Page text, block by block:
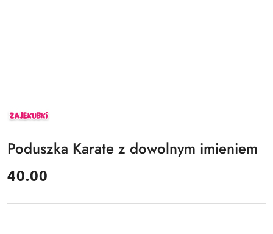
ZAJEKUBKI
Poduszka Karate z dowolnym imieniem
cena:
40.00